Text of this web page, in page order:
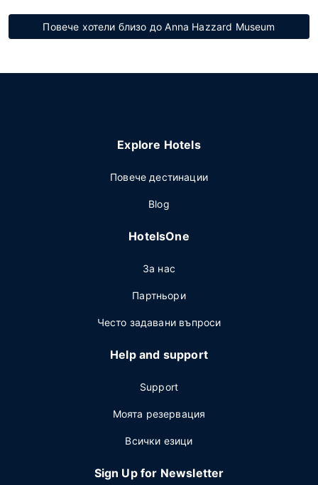
Повече хотели близо до Anna Hazzard Museum
Explore Hotels
Повече дестинации
Blog
HotelsOne
За нас
Партньори
Често задавани въпроси
Help and support
Support
Моята резервация
Всички езици
Sign Up for Newsletter